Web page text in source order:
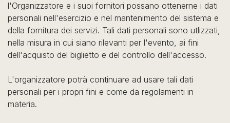
l'Organizzatore e i suoi fornitori possano ottenerne i dati
personali nell'esercizio e nel mantenimento del sistema e
della fornitura dei servizi. Tali dati personali sono utlizzati,
nella misura in cui siano rilevanti per l'evento, ai fini
dell'acquisto del biglietto e del controllo dell'accesso.
L'organizzatore potrà continuare ad usare tali dati
personali per i propri fini e come da regolamenti in
materia.